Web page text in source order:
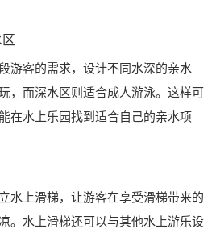
游客的需求，设计不同水深的亲水
，而深水区则适合成人游泳。这样可
在水上乐园找到适合自己的亲水项
水上滑梯，让游客在享受滑梯带来的
。水上滑梯还可以与其他水上游乐设